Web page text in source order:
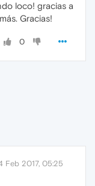
loco! gracias a
Gracias!
0
Feb 2017, 05:25